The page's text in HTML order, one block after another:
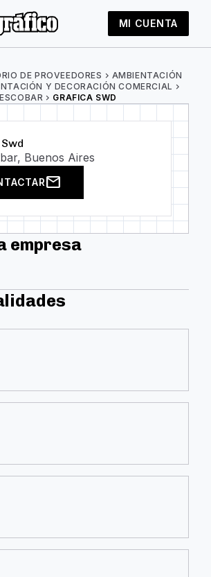
MI CUENTA
DE PROVEEDORES chevron_right AMBIENTACIÓN
Y DECORACIÓN COMERCIAL chevron_right
ESCOBAR chevron_right GRAFICA SWD
Buenos Aires
mail
empresa